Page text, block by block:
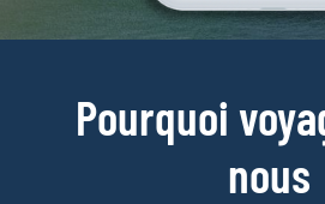
Pourquoi
nous